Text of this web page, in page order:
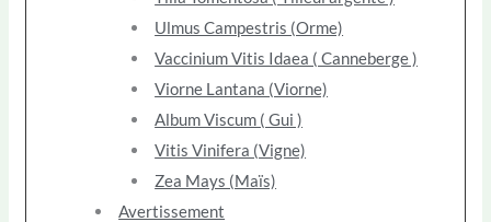
Ulmus Campestris (Orme)
Vaccinium Vitis Idaea ( Canneberge )
Viorne Lantana (Viorne)
Album Viscum ( Gui )
Vitis Vinifera (Vigne)
Zea Mays (Maïs)
Avertissement